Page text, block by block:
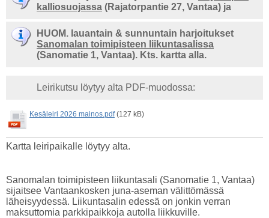
kalliosuojassa (Rajatorpantie 27, Vantaa) ja
HUOM. lauantain & sunnuntain harjoitukset
Sanomalan toimipisteen liikuntasalissa
(Sanomatie 1, Vantaa). Kts. kartta alla.
Leirikutsu löytyy alta PDF-muodossa:
Kesäleiri 2026 mainos.pdf (127 kB)
Kartta leiripaikalle löytyy alta.
Sanomalan toimipisteen liikuntasali (Sanomatie 1, Vantaa)
sijaitsee Vantaankosken juna-aseman välittömässä
läheisyydessä. Liikuntasalin edessä on jonkin verran
maksuttomia parkkipaikkoja autolla liikkuville.